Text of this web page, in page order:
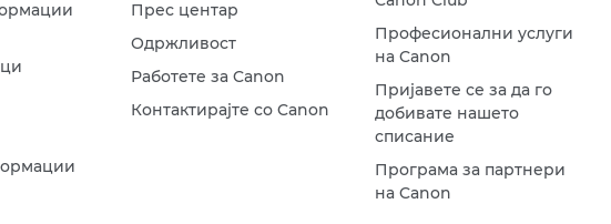
Прес центар
Одржливост
Работете за Canon
Контактирајте со Canon
Професионални услуги
на Canon
Пријавете се за да го
добивате нашето
списание
Програма за партнери
на Canon